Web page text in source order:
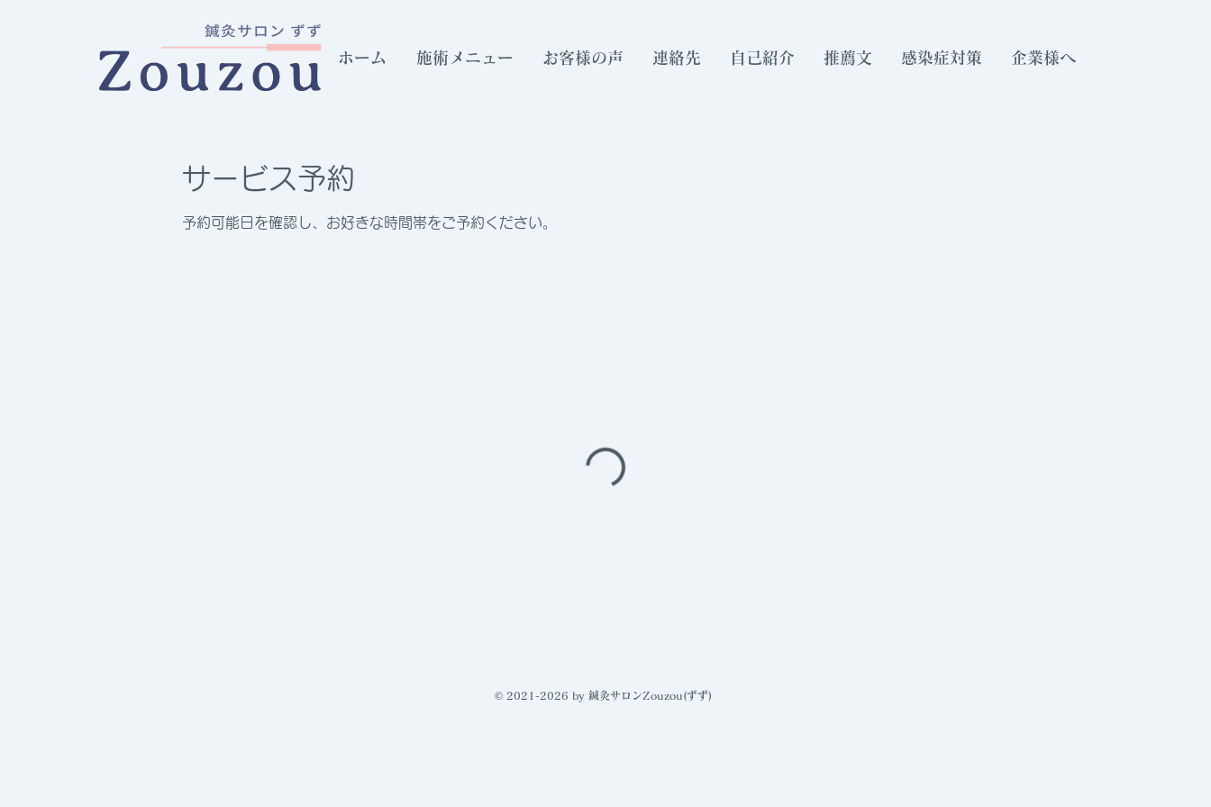
ホーム 施術メニュー お客様の声 連絡先 自己紹介 推薦文 感染症対策 企業様へ
サービス予約
予約可能日を確認し、お好きな時間帯をご予約ください。
© 2021-2026 by 鍼灸サロンZouzou(ずず)